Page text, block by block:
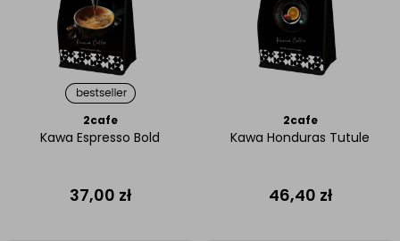
2cafe
Kawa Espresso Bold
37,00 zł
2cafe
Kawa Honduras Tutule
46,40 zł